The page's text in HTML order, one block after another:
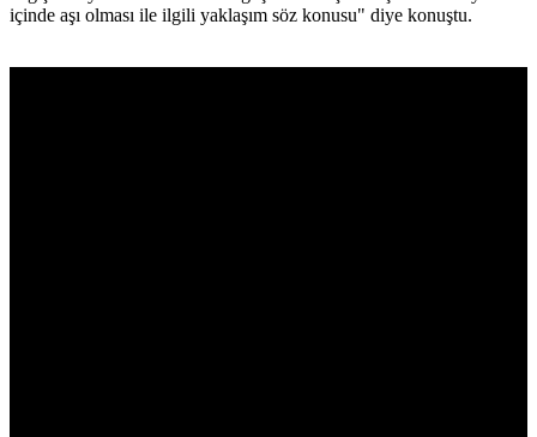
içinde aşı olması ile ilgili yaklaşım söz konusu" diye konuştu.